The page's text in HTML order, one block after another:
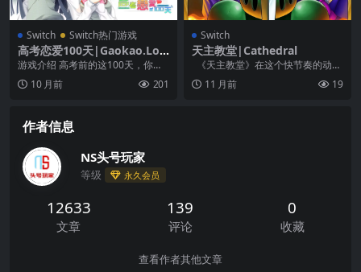
Switch Switch热门游戏
高考恋爱100天|Gaokao.Lov
e.100Days中文
游戏介绍 高考前的这100天，你会
怎样度过？ 学业和爱情该怎样去平
衡？ 巨大的压...
10 月前 201
Switch
天主教堂|Cathedral
《天主教堂》在这个快节奏的动作
冒险游戏中，穿越广阔的世界，揭
开你过...
11 月前 19
作者信息
NS头号玩家
等级 永久会员
12633
文章
139
评论
0
收藏
查看作者其他文章